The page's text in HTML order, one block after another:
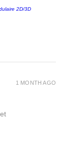
2D/3D
1 MONTH AGO